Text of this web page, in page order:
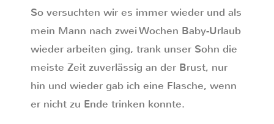
So versuchten wir es immer wieder und als
mein Mann nach zwei Wochen Baby-Urlaub
wieder arbeiten ging, trank unser Sohn die
meiste Zeit zuverlässig an der Brust, nur
hin und wieder gab ich eine Flasche, wenn
er nicht zu Ende trinken konnte.